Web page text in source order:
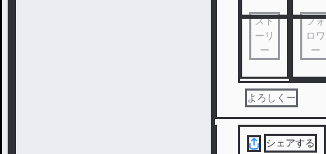
スト
ーリ
ー
フォ
ロワ
ー
よろしくー
シェアする